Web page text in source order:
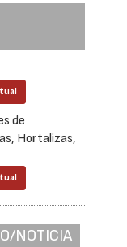
de
Hortalizas,
NOTICIA